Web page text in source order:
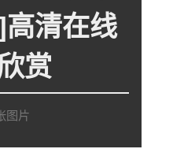
清在线
赏
图片